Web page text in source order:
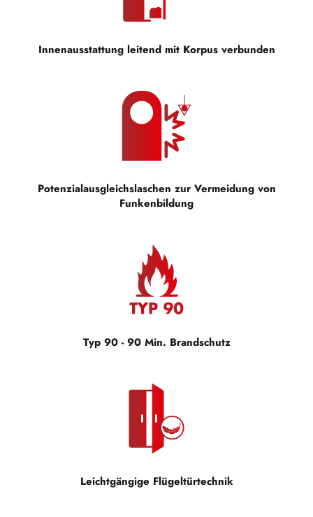
Innenausstattung leitend mit Korpus verbunden
Potenzialausgleichslaschen zur Vermeidung von
Funkenbildung
Typ 90 - 90 Min. Brandschutz
Leichtgängige Flügeltürtechnik